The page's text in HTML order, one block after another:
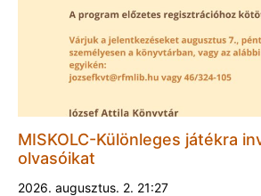
MISKOLC-Különleges játékra
olvasóikat
2026. augusztus. 2. 21:27